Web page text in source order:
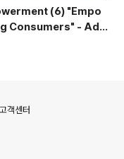
(6) "Empo
Consumers" - AdF
고객센터